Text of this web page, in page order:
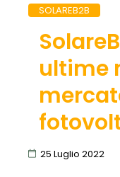
SOLAREB2B
ultime
25 Luglio 2022